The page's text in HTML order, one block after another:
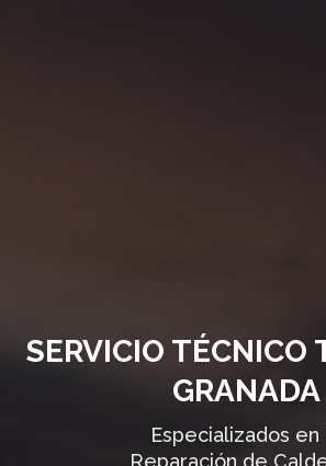
SERVICIO TÉCNICO
GRANADA
Especializados en
Reparación de